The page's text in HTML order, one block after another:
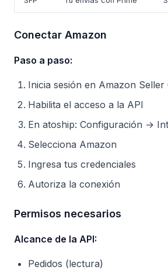
Conectar Amazon
Paso a paso:
Inicia sesión en Amazon Seller
Habilita el acceso a la API
En atoship: Configuración →
Selecciona Amazon
Ingresa tus credenciales
Autoriza la conexión
Permisos necesarios
Alcance de la API:
Pedidos (lectura)